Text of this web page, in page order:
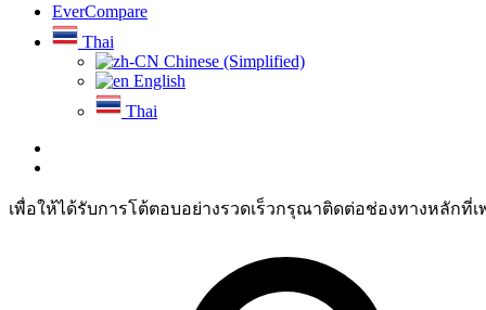
EverCompare
Thai
Chinese (Simplified)
English
Thai
เพื่อให้ได้รับการโต้ตอบอย่างรวดเร็วกรุณาติดต่อช่องทางหลักที่เ